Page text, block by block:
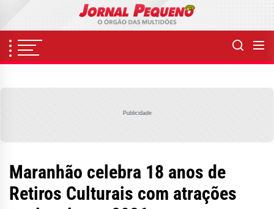
content
Publicidade
Maranhão celebra 18 anos de
Retiros Culturais com atrações